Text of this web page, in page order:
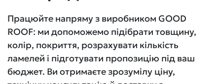
Працюйте напряму з виробником GOOD
ROOF: ми допоможемо підібрати товщину,
колір, покриття, розрахувати кількість
ламелей і підготувати пропозицію під ваш
бюджет. Ви отримаєте зрозумілу ціну,